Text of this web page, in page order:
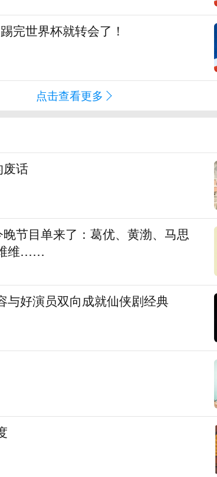
完世界杯就转会了！
点击查看更多
废话
晚节目单来了：葛优、黄渤、马思
维……
与好演员双向成就仙侠剧经典